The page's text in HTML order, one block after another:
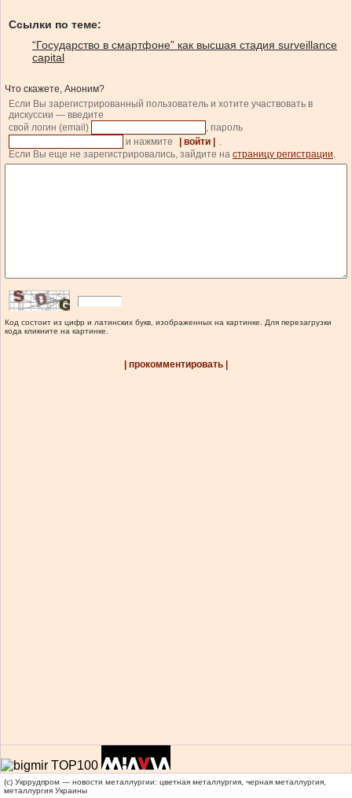
Ссылки по теме:
“Государство в смартфоне” как высшая стадия surveillance
capital
Что скажете, Аноним?
Если Вы зарегистрированный пользователь и хотите участвовать в
дискуссии — введите
свой логин (email)
, пароль
и нажмите
| войти |
.
Если Вы еще не зарегистрировались, зайдите на страницу регистрации.
Код состоит из цифр и латинских букв, изображенных на картинке. Для перезагрузки
кода кликните на картинке.
| прокомментировать |
(c) Укррудпром — новости металлургии: цветная металлургия, черная металлургия,
металлургия Украины